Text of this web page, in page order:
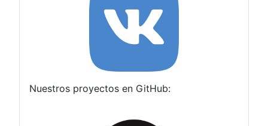
Nuestros proyectos en GitHub: